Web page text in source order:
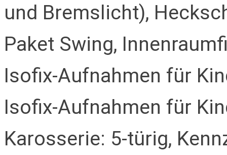
und Bremslicht),
Paket Swing,
Isofix-Aufnahmen für
Isofix-Aufnahmen für
Karosserie: 5-türig,